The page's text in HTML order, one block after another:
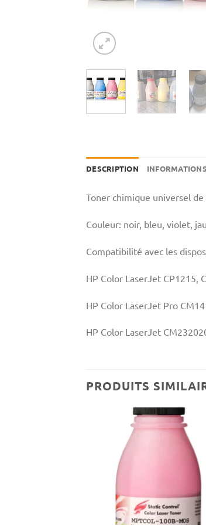
DESCRIPTION
Toner chimique universel
Couleur: noir, bleu, violet,
Compatibilité avec les
HP Color LaserJet CP1215,
HP Color LaserJet Pro
HP Color LaserJet
PRODUITS